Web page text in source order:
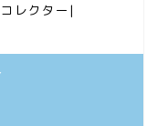
レクター|